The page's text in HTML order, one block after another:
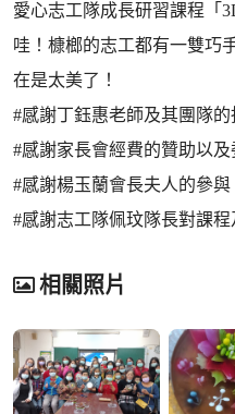
愛心志工隊成長研習課程「
哇！槺榔的志工都有一雙巧
在是太美了！
#感謝丁鈺惠老師及其團隊的
#感謝家長會經費的贊助以
#感謝楊玉蘭會長夫人的參與
#感謝志工隊佩玟隊長對課
相關照片